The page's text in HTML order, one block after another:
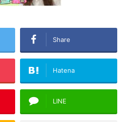
Share
Hatena
LINE